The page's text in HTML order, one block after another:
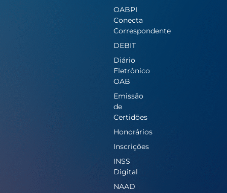
OABPI
Conecta
Correspondente
DEBIT
Diário
Eletrônico
OAB
Emissão
de
Certidões
Honorários
Inscrições
INSS
Digital
NAAD